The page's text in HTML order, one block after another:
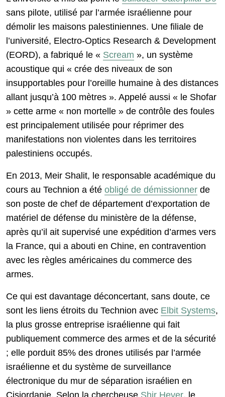
sans pilote, utilisé par l’armée israélienne pour
démolir les maisons palestiniennes. Une filiale de
l’université, Electro-Optics Research & Development
(EORD), a fabriqué le « Scream », un système
acoustique qui « crée des niveaux de son
insupportables pour l’oreille humaine à des distances
allant jusqu’à 100 mètres ». Appelé aussi « le Shofar
» cette arme « non mortelle » de contrôle des foules
est principalement utilisée pour réprimer des
manifestations non violentes dans les territoires
palestiniens occupés.
En 2013, Meir Shalit, le responsable académique du
cours au Technion a été obligé de démissionner de
son poste de chef de département d’exportation de
matériel de défense du ministère de la défense,
après qu’il ait supervisé une expédition d’armes vers
la France, qui a abouti en Chine, en contravention
avec les règles américaines du commerce des
armes.
Ce qui est davantage déconcertant, sans doute, ce
sont les liens étroits du Technion avec Elbit Systems,
la plus grosse entreprise israélienne qui fait
publiquement commerce des armes et de la sécurité
; elle porduit 85% des drones utilisés par l’armée
israélienne et du système de surveillance
électronique du mur de séparation israélien en
Cisjordanie. Selon la chercheuse Shir Hever, le